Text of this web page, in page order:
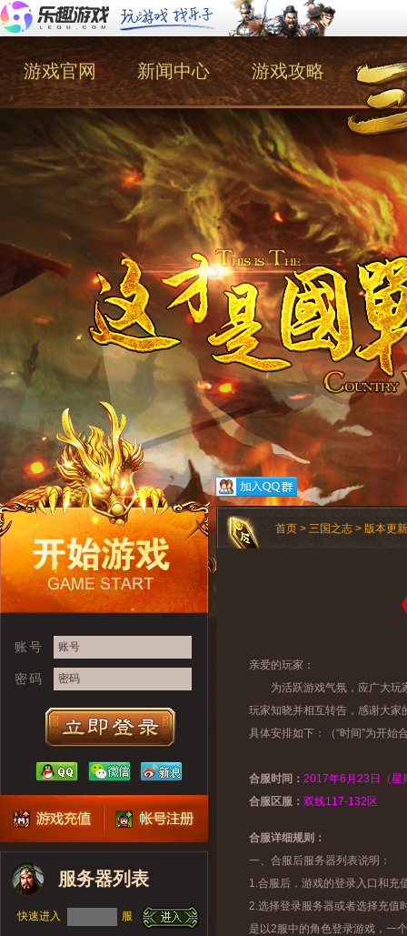
游戏官网 新闻中心 游戏攻略
账号
密码
服务器列表
快速进入 服
首页 > 三国之志 > 版本更新
亲爱的玩家：
为活跃游戏气氛，应广大玩
玩家知晓并相互转告，感谢大家
具体安排如下：（“时间”为开始
合服时间：2017年6月23日（星
合服区服：双线117-132区
合服详细规则：
一、合服后服务器列表说明：
1.合服后，游戏的登录入口和充
2.选择登录服务器或者选择充值
是以2服中的角色登录游戏，一